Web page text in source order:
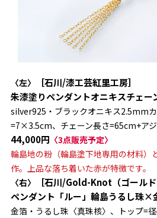
〈左〉
［石川/漆工芸紅里工房］
朱漆塗りペンダントオニキスチェー
silver925・ブラックオニキス2.5mm
=7×3.5cm、チェーン長さ=65cm+アジ
44,000円 〈3点販売予定〉
輪島地の粉（輪島塗下地専用の材料）
作。上品な落ち着いた赤が特徴です。
〈右〉
［石川/Gold-Knot（ゴールド
ペンダント「ルー」輪島うるし珠×
金箔・うるし珠〈真珠核〉、トップ=